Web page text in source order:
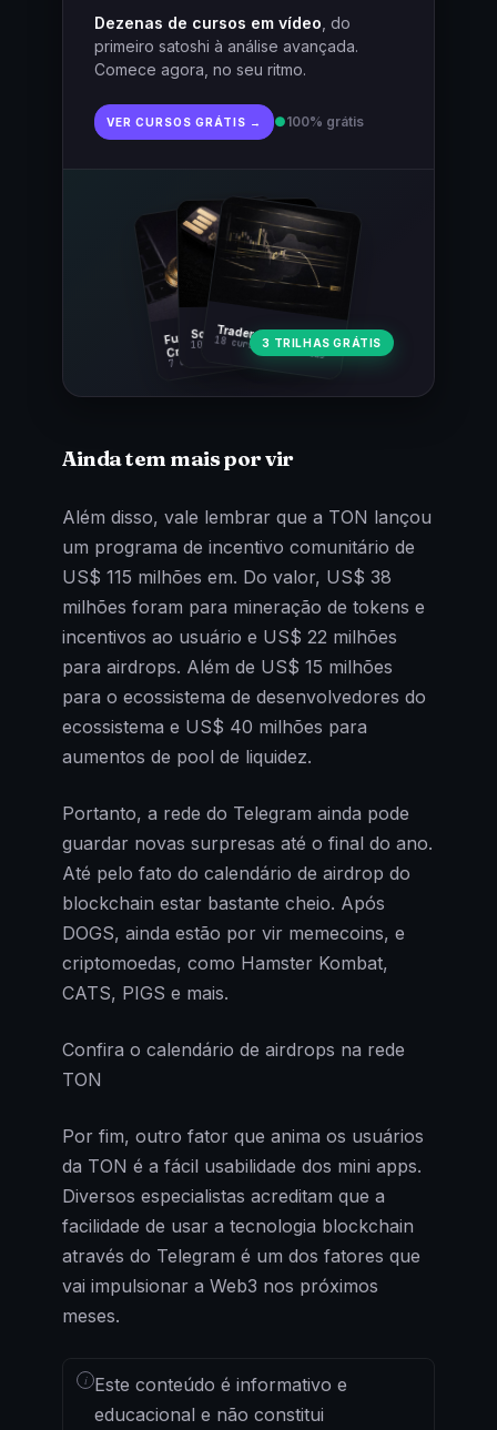
Dezenas de cursos em vídeo , do
primeiro satoshi à análise avançada.
Comece agora, no seu ritmo.
VER CURSOS GRÁTIS → ●100% grátis
Fundamentos
Cripto
7 cursos · 31 aulas
Trader Cripto
18 cursos · 80 aulas
Soberania Bitcoin
10 cursos · 44 aulas3 TRILHAS GRÁTIS
Ainda tem mais por vir
Além disso, vale lembrar que a TON lançou
um programa de incentivo comunitário de
US$ 115 milhões em. Do valor, US$ 38
milhões foram para mineração de tokens e
incentivos ao usuário e US$ 22 milhões
para airdrops. Além de US$ 15 milhões
para o ecossistema de desenvolvedores do
ecossistema e US$ 40 milhões para
aumentos de pool de liquidez.
Portanto, a rede do Telegram ainda pode
guardar novas surpresas até o final do ano.
Até pelo fato do calendário de airdrop do
blockchain estar bastante cheio. Após
DOGS, ainda estão por vir memecoins, e
criptomoedas, como Hamster Kombat,
CATS, PIGS e mais.
Confira o calendário de airdrops na rede
TON
Por fim, outro fator que anima os usuários
da TON é a fácil usabilidade dos mini apps.
Diversos especialistas acreditam que a
facilidade de usar a tecnologia blockchain
através do Telegram é um dos fatores que
vai impulsionar a Web3 nos próximos
meses.
i Este conteúdo é informativo e
educacional e não constitui